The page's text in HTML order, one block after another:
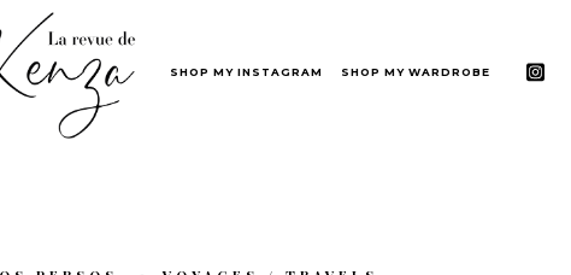
SHOP MY INSTAGRAM SHOP MY WARDROBE